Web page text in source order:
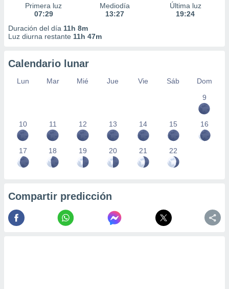
Primera luz
07:29
Mediodía
13:27
Última luz
19:24
Duración del día 11h 8m
Luz diurna restante 11h 47m
Calendario lunar
Lun Mar Mié Jue Vie Sáb
Dom
9
10 11 12 13 14 15 16
17 18 19 20 21 22
Compartir predicción